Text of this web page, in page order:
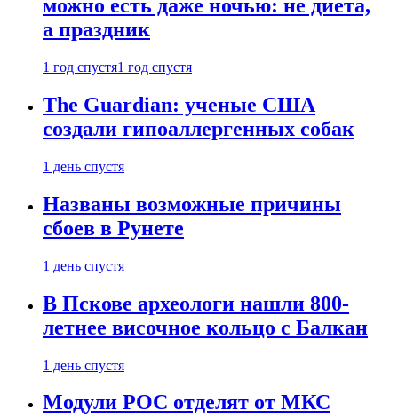
можно есть даже ночью: не диета,
а праздник
1 год спустя1 год спустя
The Guardian: ученые США
создали гипоаллергенных собак
1 день спустя
Названы возможные причины
сбоев в Рунете
1 день спустя
В Пскове археологи нашли 800-
летнее височное кольцо с Балкан
1 день спустя
Модули РОС отделят от МКС